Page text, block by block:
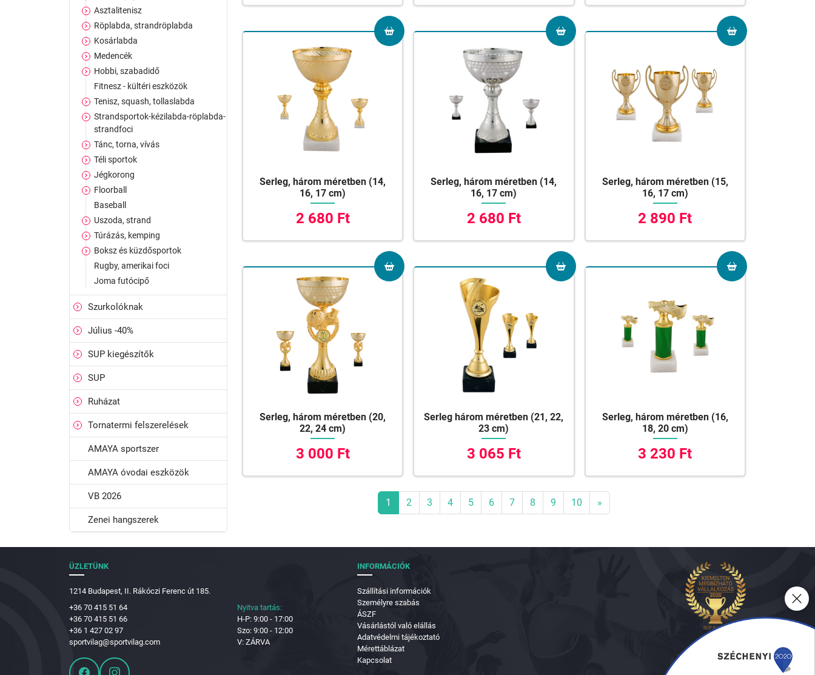
Asztalitenisz
Röplabda, strandröplabda
Kosárlabda
Medencék
Hobbi, szabadidő
Fitnesz - kültéri eszközök
Tenisz, squash, tollaslabda
Strandsportok-kézilabda-röplabda-
strandfoci
Tánc, torna, vívás
Téli sportok
Jégkorong
Floorball
Baseball
Uszoda, strand
Túrázás, kemping
Boksz és küzdősportok
Rugby, amerikai foci
Joma futócipő
Szurkolóknak
Július -40%
SUP kiegészítők
SUP
Ruházat
Tornatermi felszerelések
AMAYA sportszer
AMAYA óvodai eszközök
VB 2026
Zenei hangszerek
Serleg, három méretben (14,
16, 17 cm)
2 680 Ft
Serleg, három méretben (14,
16, 17 cm)
2 680 Ft
Serleg, három méretben (15,
16, 17 cm)
2 890 Ft
Serleg, három méretben (20,
22, 24 cm)
3 000 Ft
Serleg három méretben (21, 22,
23 cm)
3 065 Ft
Serleg, három méretben (16,
18, 20 cm)
3 230 Ft
1 2 3 4 5 6 7 8 9 10 »
ÜZLETÜNK
1214 Budapest, II. Rákóczi Ferenc út 185.
+36 70 415 51 64
+36 70 415 51 66
+36 1 427 02 97
sportvilag@sportvilag.com
Nyitva tartás:
H-P: 9:00 - 17:00
Szo: 9:00 - 12:00
V: ZÁRVA
INFORMÁCIÓK
Szállítási információk
Személyre szabás
ÁSZF
Vásárlástól való elállás
Adatvédelmi tájékoztató
Mérettáblázat
Kapcsolat